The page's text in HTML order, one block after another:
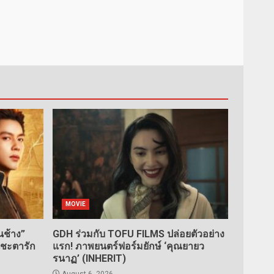
าง”
ะตารัก
MOVIE
GDH ร่วมกับ TOFU FILMS ปล่อยตัวอย่าง
แรก! ภาพยนตร์ฟอร์มยักษ์ ‘คุณยายว
รนาฏ’ (INHERIT)